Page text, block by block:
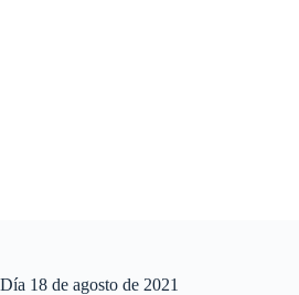
Día 18 de agosto de 2021